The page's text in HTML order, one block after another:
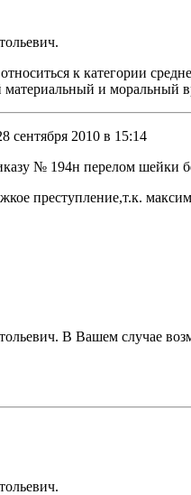
к категории
и моральный
сентября 2010 в 15:14
№ 194н перелом шейки
преступление,т.к.
В Вашем случае